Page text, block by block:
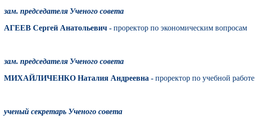
зам. председателя Ученого совета
АГЕЕВ Сергей Анатольевич - проректор по экономическим вопросам
зам. председателя Ученого совета
МИХАЙЛИЧЕНКО Наталия Андреевна - проректор по учебной работе
ученый секретарь Ученого совета